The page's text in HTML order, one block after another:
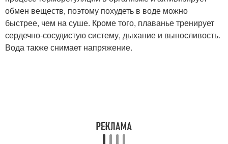
обмен веществ, поэтому похудеть в воде можно
быстрее, чем на суше. Кроме того, плаванье тренирует
сердечно-сосудистую систему, дыхание и выносливость.
Вода также снимает напряжение.